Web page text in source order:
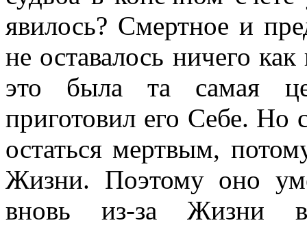
явилось? Смертное и
не оставалось ничего
это была та самая
приготовил его Себе. Но
остаться мертвым,
Жизни. Поэтому оно
вновь из-за Жизни